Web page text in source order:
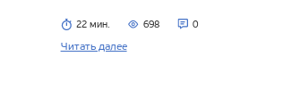
22 мин. 698 0
Читать далее